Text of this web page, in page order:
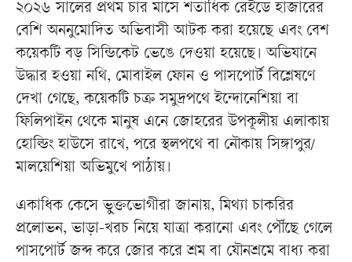
২০২৬ সালের প্রথম চার মাসে শতাধিক রেইডে হাজারের
বেশি অননুমোদিত অভিবাসী আটক করা হয়েছে এবং বেশ
কয়েকটি বড় সিন্ডিকেট ভেঙে দেওয়া হয়েছে। অভিযানে
উদ্ধার হওয়া নথি, মোবাইল ফোন ও পাসপোর্ট বিশ্লেষণে
দেখা গেছে, কয়েকটি চক্র সমুদ্রপথে ইন্দোনেশিয়া বা
ফিলিপাইন থেকে মানুষ এনে জোহরের উপকূলীয় এলাকায়
হোল্ডিং হাউসে রাখে, পরে স্থলপথে বা নৌকায় সিঙ্গাপুর/
মালয়েশিয়া অভিমুখে পাঠায়।
একাধিক কেসে ভুক্তভোগীরা জানায়, মিথ্যা চাকরির
প্রলোভন, ভাড়া-খরচ নিয়ে যাত্রা করানো এবং পৌঁছে গেলে
পাসপোর্ট জব্দ করে জোর করে শ্রম বা যৌনশ্রমে বাধ্য করা